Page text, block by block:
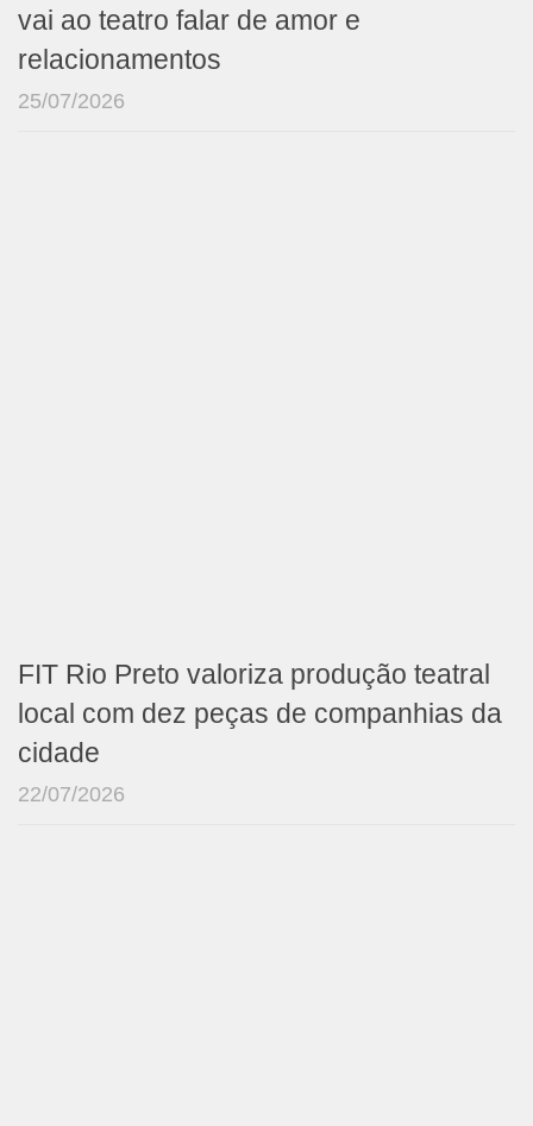
vai ao teatro falar de amor e
relacionamentos
25/07/2026
FIT Rio Preto valoriza produção teatral
local com dez peças de companhias da
cidade
22/07/2026